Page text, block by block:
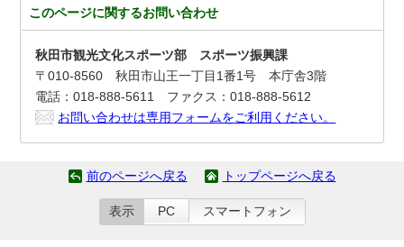
このページに関するお問い合わせ
秋田市観光文化スポーツ部 スポーツ振興課
〒010-8560 秋田市山王一丁目1番1号 本庁舎3階
電話：018-888-5611 ファクス：018-888-5612
お問い合わせは専用フォームをご利用ください。
前のページへ戻る トップページへ戻る
表示 PC スマートフォン